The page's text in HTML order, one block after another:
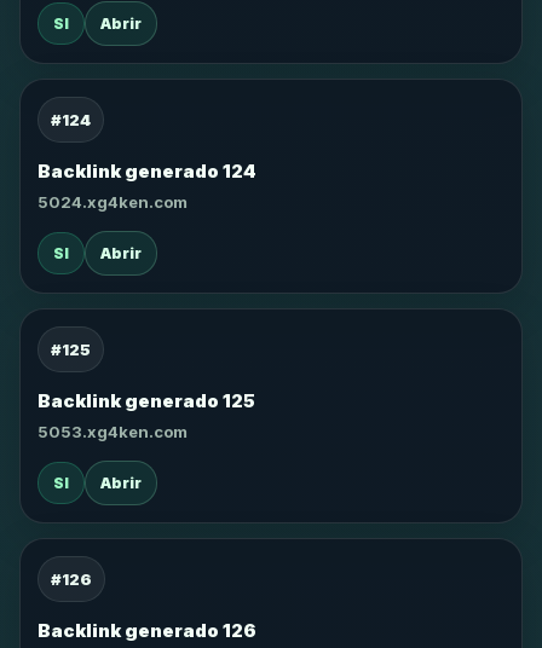
SI Abrir
#124
Backlink generado 124
5024.xg4ken.com
SI Abrir
#125
Backlink generado 125
5053.xg4ken.com
SI Abrir
#126
Backlink generado 126